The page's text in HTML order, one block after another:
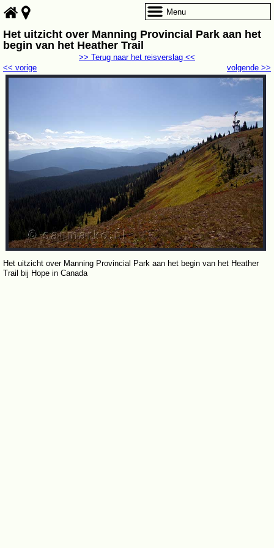
Het uitzicht over Manning Provincial Park aan het
begin van het Heather Trail
volgende >>
<< vorige
>> Terug naar het reisverslag <<
Het uitzicht over Manning Provincial Park aan het begin van het Heather
Trail bij Hope in Canada
Menu